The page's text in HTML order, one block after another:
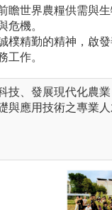
瞻世界農糧供需與
危機。
樸精勤的精神，啟
工作。
技、發展現代化農
與應用技術之專業人